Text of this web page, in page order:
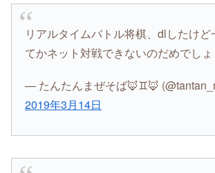
リアルタイムバトル将棋、dlしたけど
てかネット対戦できないのだめでしょ
— たんたんまぜそば🦊♊️🦊
2019年3月14日